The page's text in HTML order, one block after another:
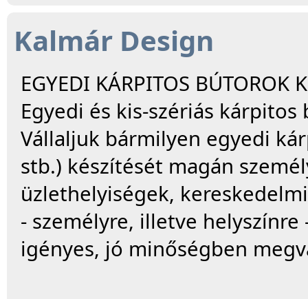
Kalmár Design
EGYEDI KÁRPITOS BÚTOROK
Egyedi és kis-szériás
Vállaljuk bármilyen egyedi
stb.) készítését magán
üzlethelyiségek,
- személyre, illetve
igényes, jó minőségben